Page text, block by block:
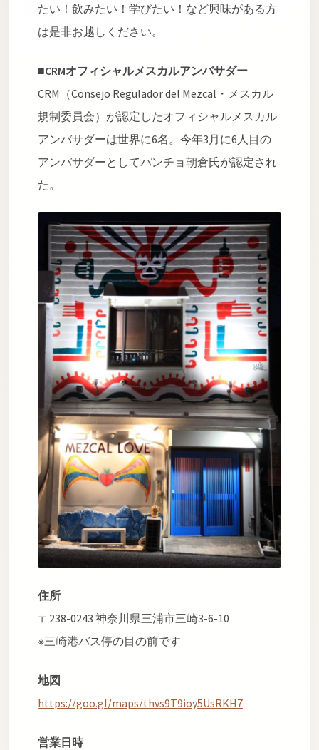
たい！飲みたい！学びたい！など興味がある方
は是非お越しください。
■CRMオフィシャルメスカルアンバサダー
CRM（Consejo Regulador del Mezcal・メスカル
規制委員会）が認定したオフィシャルメスカル
アンバサダーは世界に6名。今年3月に6人目の
アンバサダーとしてパンチョ朝倉氏が認定され
た。
住所
〒238-0243 神奈川県三浦市三崎3-6-10
※三崎港バス停の目の前です
地図
https://goo.gl/maps/thvs9T9ioy5UsRKH7
営業日時